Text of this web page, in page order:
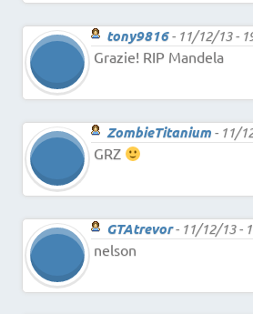
tony9816- 11/12/13 -
Grazie! RIP Mandela
ZombieTitanium - 11/
GRZ
GTAtrevor- 11/12/13 -
nelson